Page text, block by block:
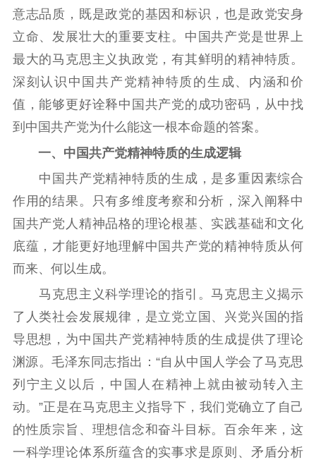
首页
江苏要闻
通知公告 信息公开制度
信息公开指南
信息公开年度报
告
政策法规
理论武装
理论学习 宣传宣讲 研究阐释
哲学社科
社科强省 工作通知
成果集萃
江苏文脉
资料下载
意志品质，既是政党的基因和标识，也是政党安身
立命、发展壮大的重要支柱。中国共产党是世界上
最大的马克思主义执政党，有其鲜明的精神特质。
深刻认识中国共产党精神特质的生成、内涵和价
值，能够更好诠释中国共产党的成功密码，从中找
到中国共产党为什么能这一根本命题的答案。
一、中国共产党精神特质的生成逻辑
中国共产党精神特质的生成，是多重因素综合
作用的结果。只有多维度考察和分析，深入阐释中
国共产党人精神品格的理论根基、实践基础和文化
底蕴，才能更好地理解中国共产党的精神特质从何
而来、何以生成。
马克思主义科学理论的指引。马克思主义揭示
了人类社会发展规律，是立党立国、兴党兴国的指
导思想，为中国共产党精神特质的生成提供了理论
渊源。毛泽东同志指出：“自从中国人学会了马克思
列宁主义以后，中国人在精神上就由被动转入主
动。”正是在马克思主义指导下，我们党确立了自己
的性质宗旨、理想信念和奋斗目标。百余年来，这
一科学理论体系所蕴含的实事求是原则、矛盾分析